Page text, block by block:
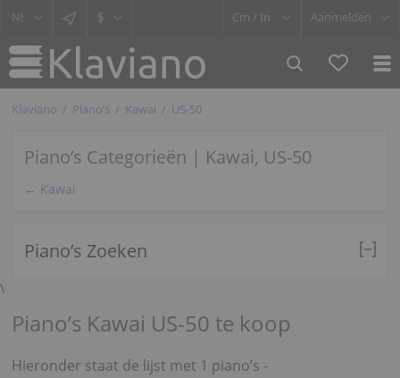
$ Cm / In Aanmelden
Klaviano Piano’s Kawai US-50
Piano’s Categorieën | Kawai, US-50
← Kawai
Piano’s Zoeken
\
Piano’s Kawai US-50 te koop
Hieronder staat de lijst met 1 piano’s -